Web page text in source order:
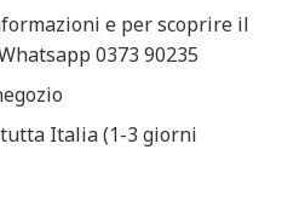
e per scoprire il
0373 90235
Italia (1-3 giorni